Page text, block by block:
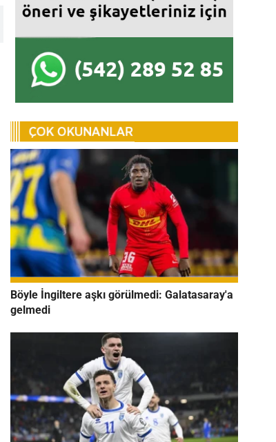
Böyle İngiltere aşkı görülmedi: Galatasaray'a
gelmedi